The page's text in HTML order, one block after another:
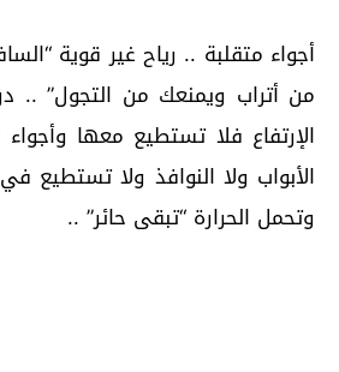
أجواء متقلبة .. رياح غير قوية
من أتراب ويمنعك من التجول” ..
الإرتفاع فلا تستطيع معها وأجواء
الأبواب ولا النوافذ ولا
وتحمل الحرارة “تبقى حائر” ..